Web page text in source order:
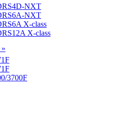
NXT
NXT
X-class
X-class
3700F